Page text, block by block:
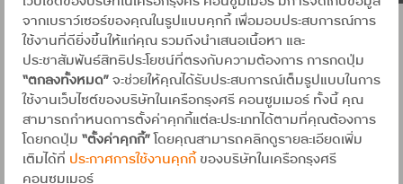
จากเบราว์เซอร์ของคุณในรูปแบบคุกกี้ เพื่อมอบประสบการณ์การ
ใช้งานที่ดียิ่งขึ้นให้แก่คุณ รวมถึงนำเสนอเนื้อหา และ
ประชาสัมพันธ์สิทธิประโยชน์ที่ตรงกับความต้องการ การกดปุ่ม
“ตกลงทั้งหมด”จะช่วยให้คุณได้รับประสบการณ์เต็มรูปแบบในการ
ใช้งานเว็บไซต์ของบริษัทในเครือกรุงศรี คอนซูมเมอร์ ทั้งนี้ คุณ
สามารถกำหนดการตั้งค่าคุกกี้แต่ละประเภทได้ตามที่คุณต้องการ
โดยกดปุ่ม “ตั้งค่าคุกกี้”โดยคุณสามารถคลิกดูรายละเอียดเพิ่ม
เติมได้ที่ ประกาศการใช้งานคุกกี้ ของบริษัทในเครือกรุงศรี
คอนซูมเมอร์
1 จาก 9
วิธีการใช้ดีล U EATS